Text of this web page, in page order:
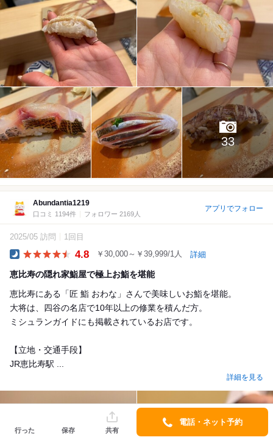
33
Abundantia1219
口コミ 1194件 フォロワー 2169人
アプリでフォロー
2025/05 訪問 1回目
4.8 ￥30,000～￥39,999/1人 詳細
恵比寿の隠れ家鮨屋で極上お鮨を堪能
恵比寿にある「匠 鮨 おわな」さんで美味しいお鮨を堪能。
大将は、四谷の名店で10年以上の修業を積んだ方。
ミシュランガイドにも掲載されているお店です。
【立地・交通手段】
JR恵比寿駅 ...
詳細を見る
行った 保存 共有
電話・ネット予約